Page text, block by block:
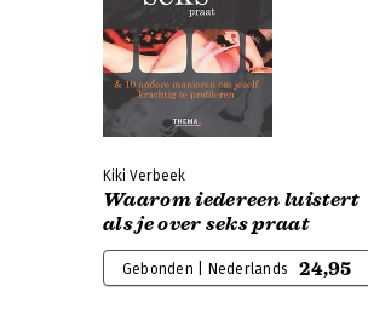
Kiki Verbeek
Waarom iedereen luistert
als je over seks praat
Gebonden | Nederlands 24,95